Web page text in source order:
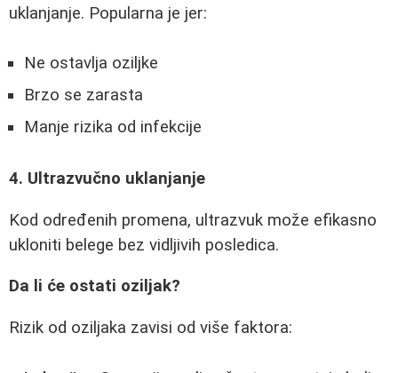
uklanjanje. Popularna je jer:
Ne ostavlja oziljke
Brzo se zarasta
Manje rizika od infekcije
4. Ultrazvučno uklanjanje
Kod određenih promena, ultrazvuk može efikasno
ukloniti belege bez vidljivih posledica.
Da li će ostati oziljak?
Rizik od oziljaka zavisi od više faktora: